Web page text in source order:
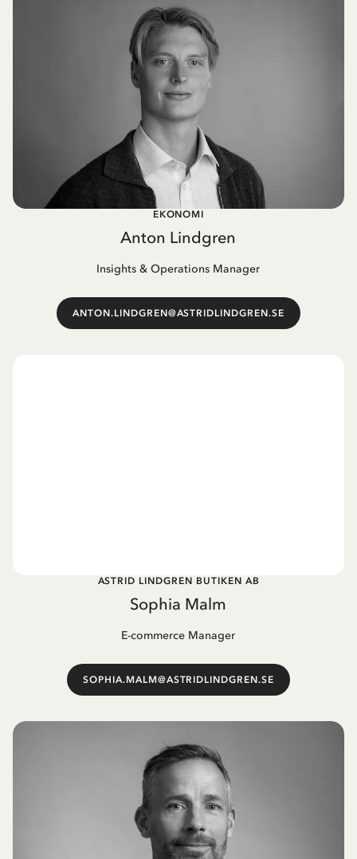
EKONOMI
Anton Lindgren
Insights & Operations Manager
ANTON.LINDGREN@ASTRIDLINDGREN.SE
ASTRID LINDGREN BUTIKEN AB
Sophia Malm
E-commerce Manager
SOPHIA.MALM@ASTRIDLINDGREN.SE